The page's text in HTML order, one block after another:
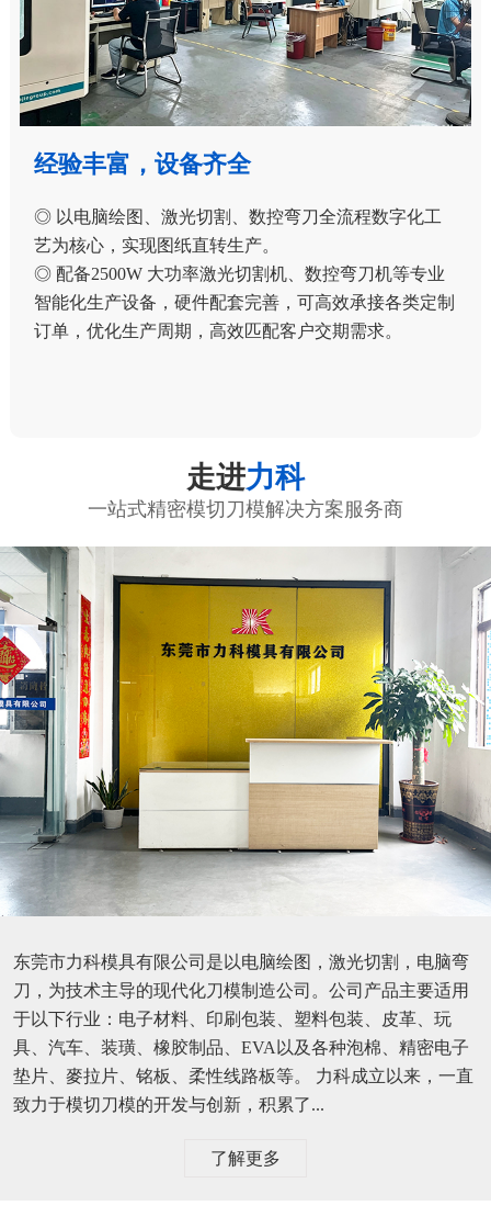
经验丰富，设备齐全
◎ 以电脑绘图、激光切割、数控弯刀全流程数字化工
艺为核心，实现图纸直转生产。
◎ 配备2500W 大功率激光切割机、数控弯刀机等专业
智能化生产设备，硬件配套完善，可高效承接各类定制
订单，优化生产周期，高效匹配客户交期需求。
走进力科
一站式精密模切刀模解决方案服务商
东莞市力科模具有限公司是以电脑绘图，激光切割，电脑弯
刀，为技术主导的现代化刀模制造公司。公司产品主要适用
于以下行业：电子材料、印刷包装、塑料包装、皮革、玩
具、汽车、装璜、橡胶制品、EVA以及各种泡棉、精密电子
垫片、麥拉片、铭板、柔性线路板等。 力科成立以来，一直
致力于模切刀模的开发与创新，积累了...
了解更多